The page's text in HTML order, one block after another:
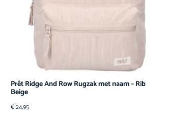
Prêt Ridge And Row Rugzak met naam – Rib
Beige
€24,95